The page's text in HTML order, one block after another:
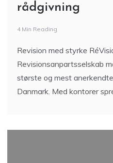
rådgivning
4 Min Reading
Revision med styrke
Revisionsanpartsselskab
største og mest
Danmark. Med kontorer